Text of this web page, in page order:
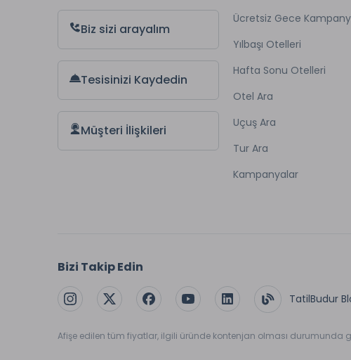
Biz sizi arayalım
Tesisinizi Kaydedin
Müşteri İlişkileri
Ücretsiz Gece
Yılbaşı Otelleri
Hafta Sonu Otelleri
Otel Ara
Uçuş Ara
Tur Ara
Kampanyalar
Bizi Takip Edin
TatilBudur
Afişe edilen tüm fiyatlar, ilgili üründe kontenjan olması durumunda